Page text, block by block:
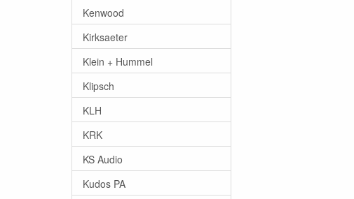
Kenwood
Kirksaeter
Klein + Hummel
Klipsch
KLH
KRK
KS Audio
Kudos PA